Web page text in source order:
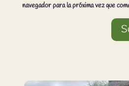
navegador para la próxima vez que